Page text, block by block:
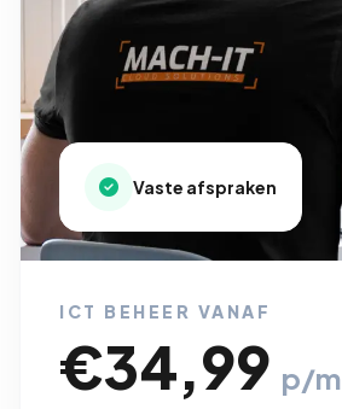
Vaste afspraken
ICT BEHEER VANAF
€34,99 p/m